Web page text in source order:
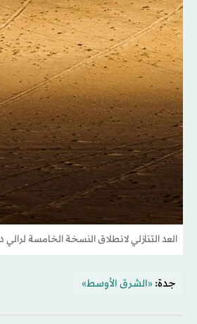
العد التنازلي لانطلاق النسخة الخامسة لرالي داكار
جدة: «الشرق الأوسط»